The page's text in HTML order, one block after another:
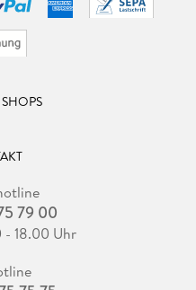
79 00
- 18.00 Uhr